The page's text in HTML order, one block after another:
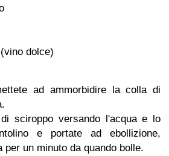
dolce)
ad ammorbidire la colla di
sciroppo versando l'acqua e lo
e portate ad ebollizione,
per un minuto da quando bolle.